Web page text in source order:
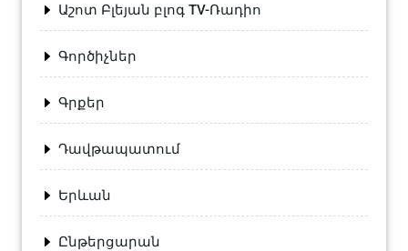
Աշոտ Բլեյան բլոգ TV-Ռադիո
Գործիչներ
Գրքեր
Դավթապատում
Երևան
Ընթերցարան